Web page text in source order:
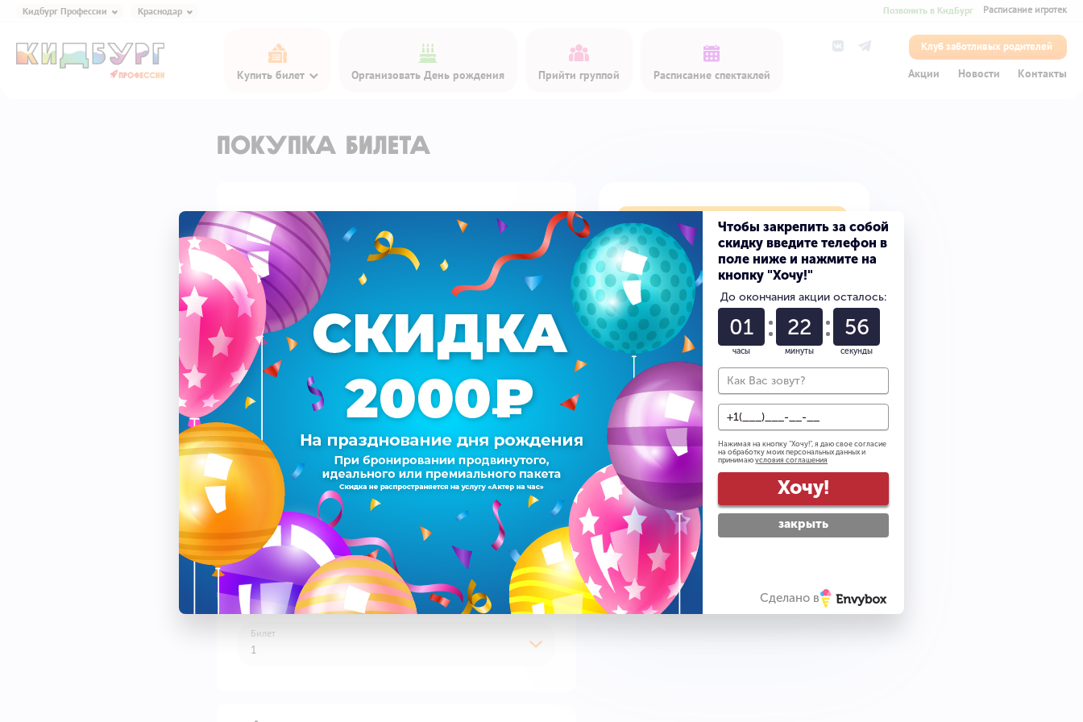
Кидбург Профессии
Кидбург Игра и Еда
Кидбург Профессии
Краснодар Позвонить в КидБург Расписание игротек
Купить билет Организовать День рождения Прийти группой Расписание спектаклей
Клуб заботливых родителей
Акции Новости Контакты
Покупка билета
Спектакль
Площадка
1
Билет
Купить билет на сказку
Детский билет
Доп. услуги 0
Скидка
Итого 0
Подписаться на e-mail рассылку
Согласен на обработку персональных данных
Ознакомился с правилами посещения
Чтобы закрепить за собой
скидку введите телефон в
поле ниже и нажмите на
кнопку "Хочу!"
До окончания акции осталось:
01
часы
22
минуты
56
секунды
Нажимая на кнопку "Хочу!", я даю свое согласие
на обработку моих персональных данных и
принимаю условия соглашения
Хочу!
закрыть
Сделано в